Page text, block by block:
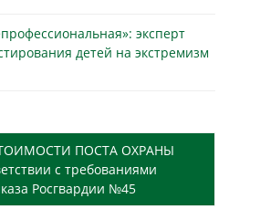
эксперт
детей на экстремизм
ПОСТА ОХРАНЫ
с требованиями
Росгвардии №45